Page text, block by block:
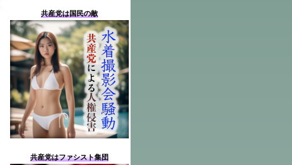
共産党は国民の敵
共産党はファシスト集団